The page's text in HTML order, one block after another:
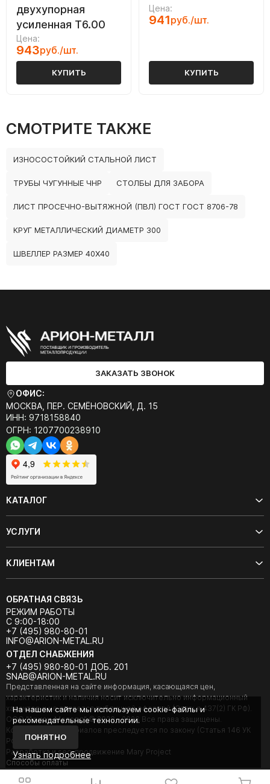
двухупорная
усиленная Т6.00
Цена:
943руб./шт.
КУПИТЬ
Цена:
941руб./шт.
КУПИТЬ
СМОТРИТЕ ТАКЖЕ
ИЗНОСОСТОЙКИЙ СТАЛЬНОЙ ЛИСТ
ТРУБЫ ЧУГУННЫЕ ЧНР СТОЛБЫ ДЛЯ ЗАБОРА
ЛИСТ ПРОСЕЧНО-ВЫТЯЖНОЙ (ПВЛ) ГОСТ ГОСТ 8706-78
КРУГ МЕТАЛЛИЧЕСКИЙ ДИАМЕТР 300
ШВЕЛЛЕР РАЗМЕР 40Х40
ЗАКАЗАТЬ ЗВОНОК
ОФИС:
МОСКВА, ПЕР. СЕМЁНОВСКИЙ, Д. 15
ИНН: 9718158840
ОГРН: 1207700238910
КАТАЛОГ
УСЛУГИ
КЛИЕНТАМ
ОБРАТНАЯ СВЯЗЬ
РЕЖИМ РАБОТЫ
С 9:00-18:00
+7 (495) 980-80-01
INFO@ARION-METAL.RU
ОТДЕЛ СНАБЖЕНИЯ
+7 (495) 980-80-01 ДОБ. 201
SNAB@ARION-METAL.RU
Представленная на сайте информация, касающаяся цен,
характеристик и наличия носит исключительно информационный
характер и не является публичной офертой (Статья 437(2) ГК РФ).
ООО "Арион-Металл" © 2020 - 2026 Все права защищены.
Копирование материалов преследуется по закону (Статья 146 УК
РФ).
Разработка и seo-продвижение Mary Project
Cпособы оплаты
На нашем сайте мы используем cookie-файлы и
рекомендательные технологии.
ПОНЯТНО
Узнать подробнее